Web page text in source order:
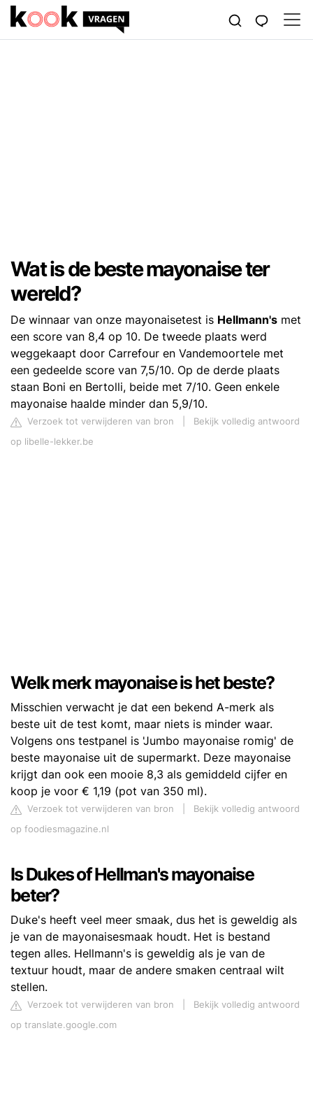
Wat is de beste mayonaise ter
wereld?
De winnaar van onze mayonaisetest is Hellmann's met
een score van 8,4 op 10. De tweede plaats werd
weggekaapt door Carrefour en Vandemoortele met
een gedeelde score van 7,5/10. Op de derde plaats
staan Boni en Bertolli, beide met 7/10. Geen enkele
mayonaise haalde minder dan 5,9/10.
Verzoek tot verwijderen van bron
Bekijk volledig antwoord
op libelle-lekker.be
Welk merk mayonaise is het beste?
Misschien verwacht je dat een bekend A-merk als
beste uit de test komt, maar niets is minder waar.
Volgens ons testpanel is 'Jumbo mayonaise romig' de
beste mayonaise uit de supermarkt. Deze mayonaise
krijgt dan ook een mooie 8,3 als gemiddeld cijfer en
koop je voor € 1,19 (pot van 350 ml).
Verzoek tot verwijderen van bron
Bekijk volledig antwoord
op foodiesmagazine.nl
Is Dukes of Hellman's mayonaise
beter?
Duke's heeft veel meer smaak, dus het is geweldig als
je van de mayonaisesmaak houdt. Het is bestand
tegen alles. Hellmann's is geweldig als je van de
textuur houdt, maar de andere smaken centraal wilt
stellen.
Verzoek tot verwijderen van bron
Bekijk volledig antwoord
op translate.google.com